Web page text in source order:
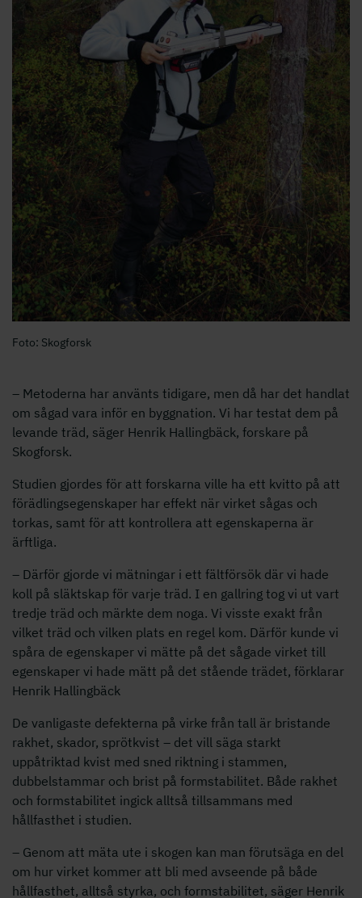
Foto: Skogforsk
– Metoderna har använts tidigare, men då har det handlat
om sågad vara inför en byggnation. Vi har testat dem på
levande träd, säger Henrik Hallingbäck, forskare på
Skogforsk.
Studien gjordes för att forskarna ville ha ett kvitto på att
förädlingsegenskaper har effekt när virket sågas och
torkas, samt för att kontrollera att egenskaperna är
ärftliga.
– Därför gjorde vi mätningar i ett fältförsök där vi hade
koll på släktskap för varje träd. I en gallring tog vi ut vart
tredje träd och märkte dem noga. Vi visste exakt från
vilket träd och vilken plats en regel kom. Därför kunde vi
spåra de egenskaper vi mätte på det sågade virket till
egenskaper vi hade mätt på det stående trädet, förklarar
Henrik Hallingbäck
De vanligaste defekterna på virke från tall är bristande
rakhet, skador, sprötkvist – det vill säga starkt
uppåtriktad kvist med sned riktning i stammen,
dubbelstammar och brist på formstabilitet. Både rakhet
och formstabilitet ingick alltså tillsammans med
hållfasthet i studien.
– Genom att mäta ute i skogen kan man förutsäga en del
om hur virket kommer att bli med avseende på både
hållfasthet, alltså styrka, och formstabilitet, säger Henrik